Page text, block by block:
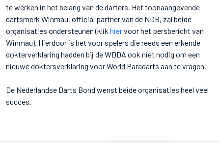
te werken in het belang van de darters. Het toonaangevende
dartsmerk Winmau, official partner van de NDB, zal beide
organisaties ondersteunen (klik hiervoor het persbericht van
Winmau). Hierdoor is het voor spelers die reeds een erkende
dokterverklaring hadden bij de WDDA ook niet nodig om een
nieuwe doktersverklaring voor World Paradarts aan te vragen.
De Nederlandse Darts Bond wenst beide organisaties heel veel
succes.